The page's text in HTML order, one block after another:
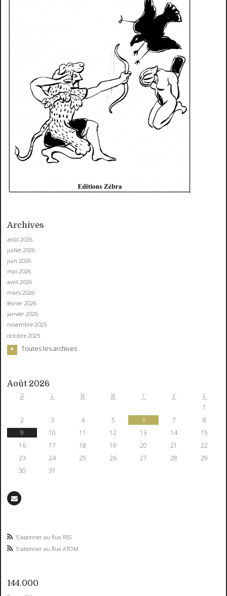
Archives
août 2026
juillet 2026
juin 2026
mai 2026
avril 2026
mars 2026
février 2026
janvier 2026
novembre 2025
octobre 2025
Toutes les archives
Août 2026
D L M M J V S
1
2
3 4 5 6 7
8
9
10 11 12 13 14
15
16
17 18 19 20 21
22
23
24 25 26 27 28
29
30
31
S'abonner au flux RSS
S'abonner au flux ATOM
144.000